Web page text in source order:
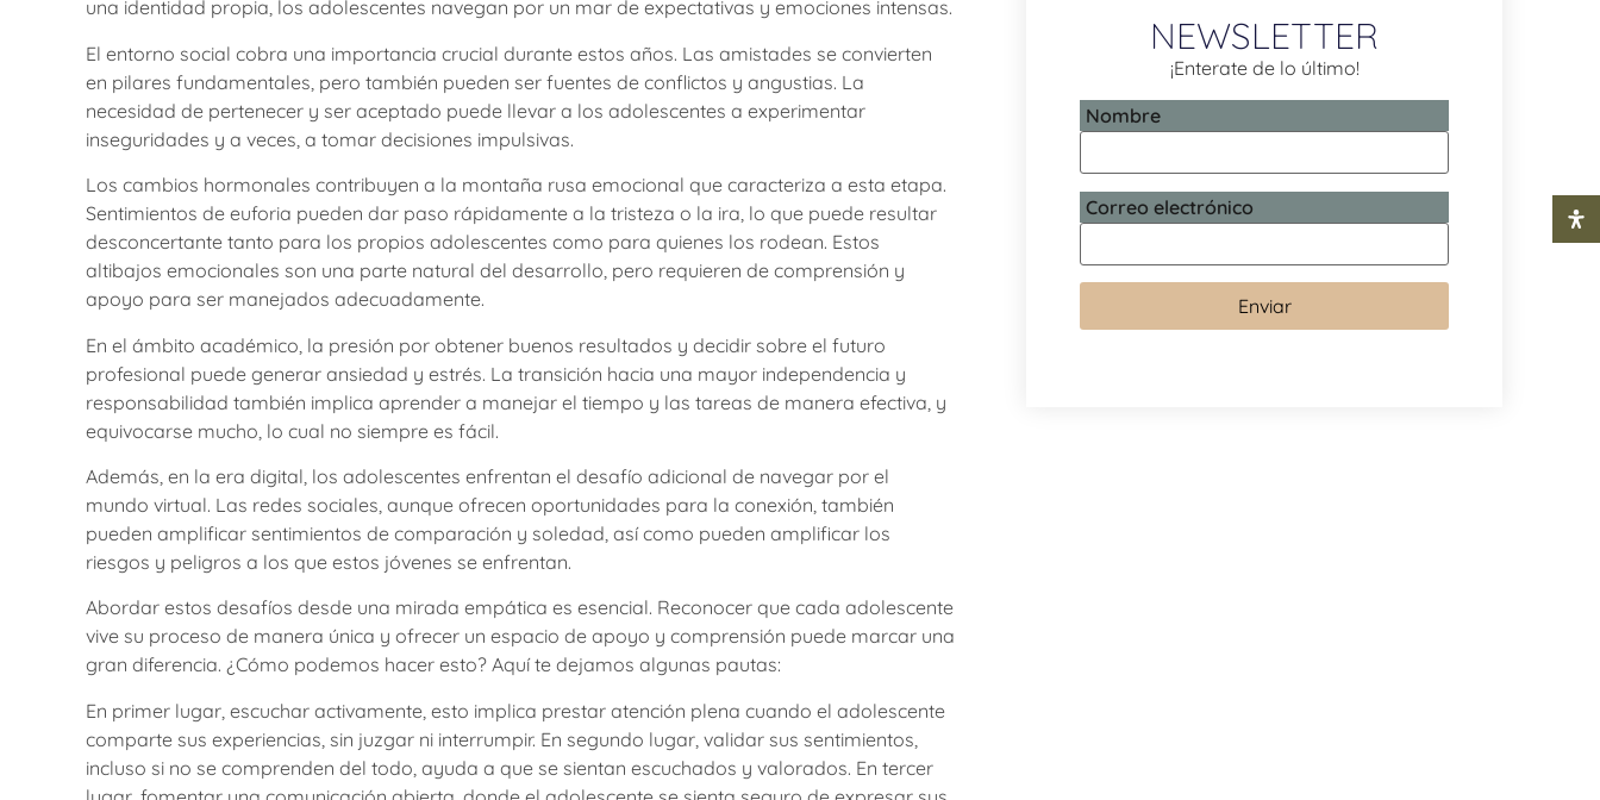
una identidad propia, los adolescentes navegan por un mar de expectativas y emociones intensas.
El entorno social cobra una importancia crucial durante estos años. Las amistades se convierten
en pilares fundamentales, pero también pueden ser fuentes de conflictos y angustias. La
necesidad de pertenecer y ser aceptado puede llevar a los adolescentes a experimentar
inseguridades y a veces, a tomar decisiones impulsivas.
Los cambios hormonales contribuyen a la montaña rusa emocional que caracteriza a esta etapa.
Sentimientos de euforia pueden dar paso rápidamente a la tristeza o la ira, lo que puede resultar
desconcertante tanto para los propios adolescentes como para quienes los rodean. Estos
altibajos emocionales son una parte natural del desarrollo, pero requieren de comprensión y
apoyo para ser manejados adecuadamente.
En el ámbito académico, la presión por obtener buenos resultados y decidir sobre el futuro
profesional puede generar ansiedad y estrés. La transición hacia una mayor independencia y
responsabilidad también implica aprender a manejar el tiempo y las tareas de manera efectiva, y
equivocarse mucho, lo cual no siempre es fácil.
Además, en la era digital, los adolescentes enfrentan el desafío adicional de navegar por el
mundo virtual. Las redes sociales, aunque ofrecen oportunidades para la conexión, también
pueden amplificar sentimientos de comparación y soledad, así como pueden amplificar los
riesgos y peligros a los que estos jóvenes se enfrentan.
Abordar estos desafíos desde una mirada empática es esencial. Reconocer que cada adolescente
vive su proceso de manera única y ofrecer un espacio de apoyo y comprensión puede marcar una
gran diferencia. ¿Cómo podemos hacer esto? Aquí te dejamos algunas pautas:
En primer lugar, escuchar activamente, esto implica prestar atención plena cuando el adolescente
comparte sus experiencias, sin juzgar ni interrumpir. En segundo lugar, validar sus sentimientos,
incluso si no se comprenden del todo, ayuda a que se sientan escuchados y valorados. En tercer
NEWSLETTER
¡Enterate de lo último!
Nombre
Correo electrónico